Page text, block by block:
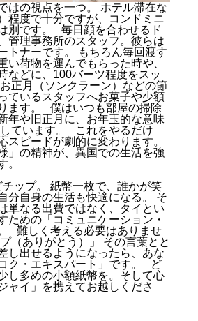
はの視点を一つ。 ホテル滞在な
程度で十分ですが、コンドミニ
別です。 毎日顔を合わせるド
管理事務所のスタッフ。彼らは
トナーです。 もちろん毎回渡す
い荷物を運んでもらった時や、
などに、100バーツ程度をスッ
正月（ソンクラーン）などの節
ているスタッフへお菓子や少額
ます。 僕はいつも部屋の掃除
年や旧正月に、お年玉的な意味
ています。 これをやるだけ
スピードが劇的に変わります。
」の精神が、異国での生活を強
。
ップ。 紙幣一枚で、誰かが笑
分自身の生活も快適になる。 そ
単なる出費ではなく、タイとい
ための「コミュニケーション・
難しく考える必要はありませ
（ありがとう）」 その言葉とと
し出せるようになったら、あな
ク・エキスパート」です。 ど
し多めの小額紙幣を。そして心
ャイ」を携えてお越しくださ